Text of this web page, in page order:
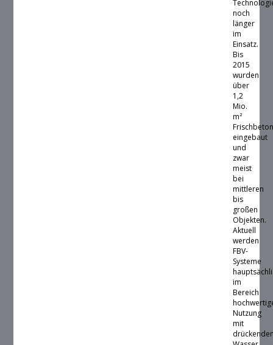
noch
länger
im
Einsatz.
Bis
2015
wurden
über
1,2
Mio.
m²
eingebaut
und
zwar
meist
bei
mittleren
bis
großen
Objekten.
Aktuell
werden
FBV-
Systeme
im
Bereich
Nutzung
mit